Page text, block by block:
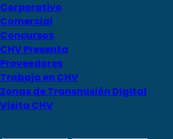
Corporativo
Comercial
Concursos
CHV Presenta
Proveedores
Trabaja en CHV
Zonas de Transmisión Digital
Visita CHV